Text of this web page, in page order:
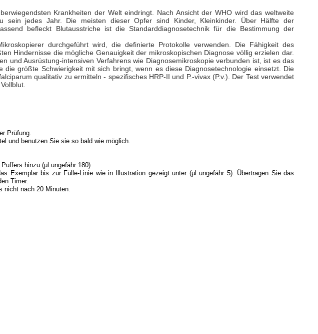
Krankheiten der Welt eindringt. Nach Ansicht der WHO wird das weltweite
jedes Jahr. Die meisten dieser Opfer sind Kinder, Kleinkinder. Über Hälfte der
befleckt Blutausstriche ist die Standarddiagnosetechnik für die Bestimmung der
durchgeführt wird, die definierte Protokolle verwenden. Die Fähigkeit des
Hindernisse die mögliche Genauigkeit der mikroskopischen Diagnose völlig erzielen dar.
und Ausrüstung-intensiven Verfahrens wie Diagnosemikroskopie verbunden ist, ist es das
größte Schwierigkeit mit sich bringt, wenn es diese Diagnosetechnologie einsetzt. Die
qualitativ zu ermitteln - spezifisches HRP-II und P.-vivax (P.v.). Der Test verwendet
Prüfung.
und benutzen Sie sie so bald wie möglich.
hinzu (μl ungefähr 180).
Exemplar bis zur Fülle-Linie wie in Illustration gezeigt unter (μl ungefähr 5). Übertragen Sie das
Timer.
nicht nach 20 Minuten.